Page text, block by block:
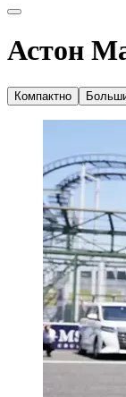
Астон
Компактно